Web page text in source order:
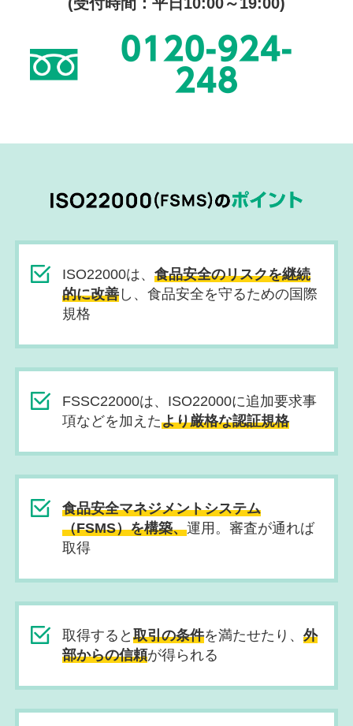
0120-924-
248
ISO22000は、 食品安全のリスクを継続
的に改善し、食品安全を守るための国際
規格
FSSC22000は、ISO22000に追加要求事
項などを加えたより厳格な認証規格
食品安全マネジメントシステム
（FSMS）を構築、運用。審査が通れば
取得
取得すると 取引の条件を満たせたり、 外
部からの信頼が得られる